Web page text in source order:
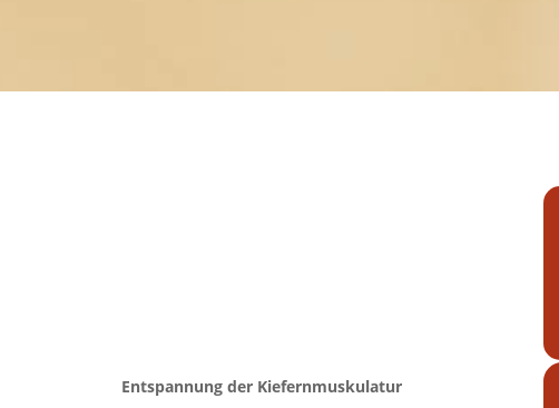
Entspannung der Kiefernmuskulatur